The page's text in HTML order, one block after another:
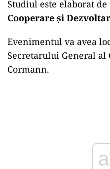
Studiul este elaborat de
Cooperare și
Evenimentul va avea
Secretarului General al
Cormann.